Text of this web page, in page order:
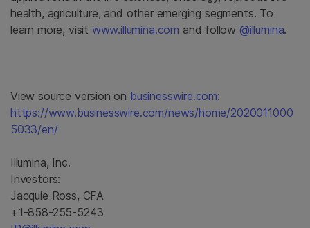
health, agriculture, and other emerging segments. To
learn more, visit www.illumina.com and follow @illumina.
View source version on businesswire.com:
https://www.businesswire.com/news/home/2020011000
5033/en/
Illumina, Inc.
Investors:
Jacquie Ross, CFA
+1-858-255-5243